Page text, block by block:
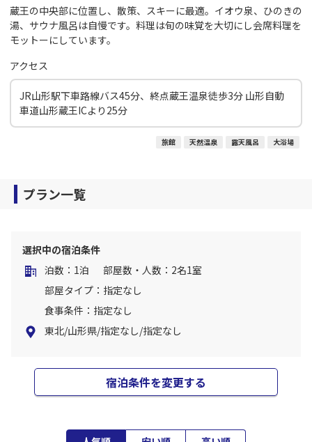
蔵王の中央部に位置し、散策、スキーに最適。イオウ泉、ひのきの
湯、サウナ風呂は自慢です。料理は旬の味覚を大切にし会席料理を
モットーにしています。
アクセス
JR山形駅下車路線バス45分、終点蔵王温泉徒歩3分 山形自動
車道山形蔵王ICより25分
旅館 天然温泉 露天風呂 大浴場
プラン一覧
選択中の宿泊条件
泊数：1泊
部屋数・人数：2名1室
部屋タイプ：指定なし
食事条件：指定なし
東北/山形県/指定なし/指定なし
宿泊条件を変更する